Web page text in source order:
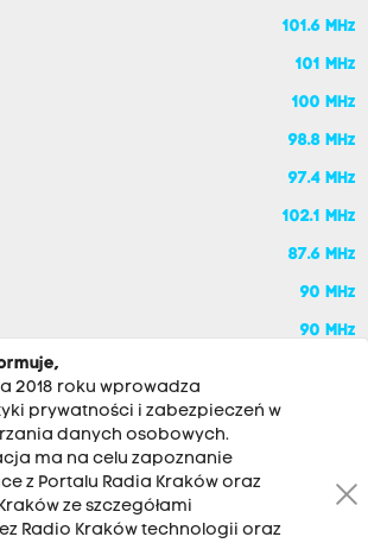
101.6 MHz
101 MHz
100 MHz
98.8 MHz
97.4 MHz
102.1 MHz
87.6 MHz
90 MHz
90 MHz
2018 roku wprowadza
prywatności i zabezpieczeń w
danych osobowych.
ma na celu zapoznanie
z Portalu Radia Kraków oraz
ze szczegółami
Radio Kraków technologii oraz